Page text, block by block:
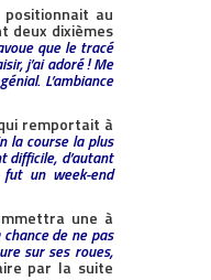
au
deux dixièmes
que le tracé
j’ai adoré ! Me
L’ambiance
remportait à
la course la plus
difficile, d’autant
un week-end
une à
de ne pas
sur ses roues,
par la suite